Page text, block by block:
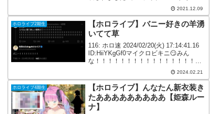
デン毎日ライブ配信決定！VTuberグルー
プ「#ホロライブ」の7名が12/15まで...
2021.12.09
ホロライブ2期生
【ホロライブ】バニー好きの羊湧
いてて草
116: ホロ速 2024/02/20(火) 17:14:41.16
ID:HiiYKgGf0マイクロビキニ😏みん
な！！！！！！！！！！！！！！！！！
！！！スバルに着て欲しい服教え
て！！！！！！！！！！！！！！！！！
！！！！！！！！！！！！...
2024.02.21
ホロライブ4期生
【ホロライブ】んなたん新衣装き
たあああああああああ【姫森ルー
ナ】